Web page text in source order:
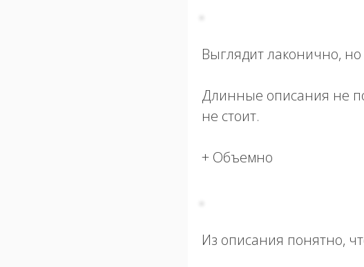
Выглядит лаконично,
Длинные описания не
не стоит.
+ Объемно
Из описания понятно,